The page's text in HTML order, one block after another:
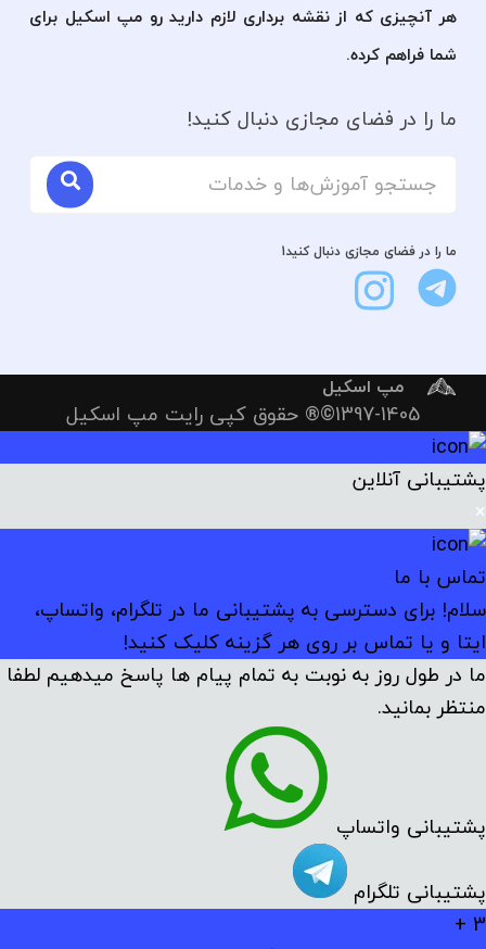
هر آنچیزی که از نقشه برداری لازم دارید رو مپ اسکیل برای
شما فراهم کرده.
ما را در فضای مجازی دنبال کنید!
ما را در فضای مجازی دنبال کنید1
مپ اسکیل
1397-1405©® حقوق کپی رایت مپ اسکیل
پشتیبانی آنلاین
×
تماس با ما
سلام! برای دسترسی به پشتیبانی ما در تلگرام، واتساپ،
ایتا و یا تماس بر روی هر گزینه کلیک کنید!
ما در طول روز به نوبت به تمام پیام ها پاسخ میدهیم لطفا
منتظر بمانید.
پشتیبانی واتساپ
پشتیبانی تلگرام
3 +